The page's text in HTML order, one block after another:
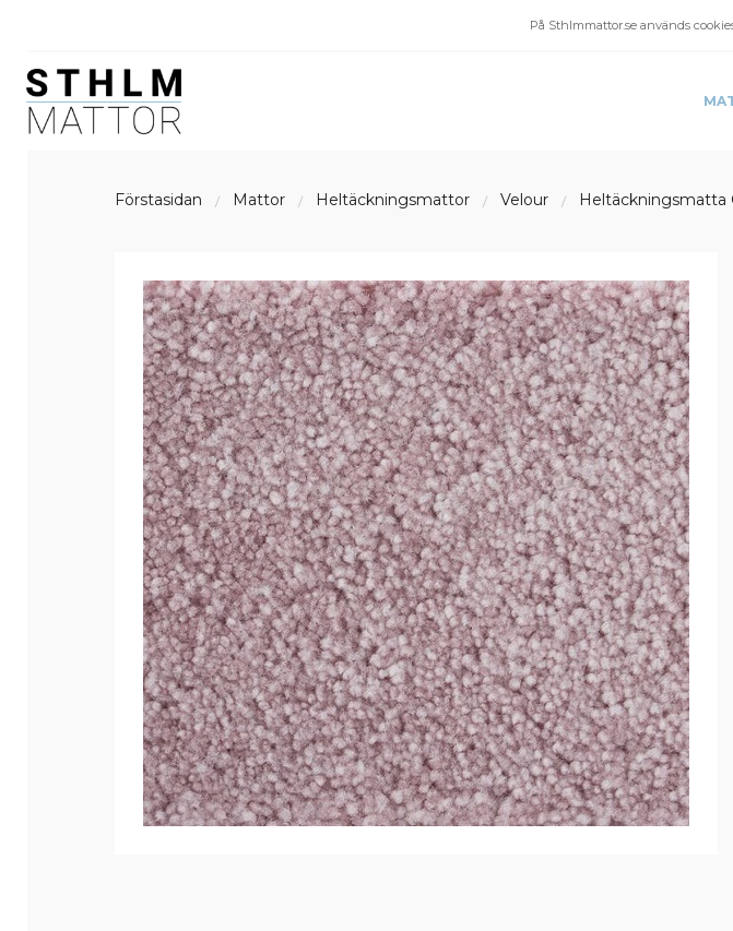
På Sthlmmattor.se används
Förstasidan Mattor Heltäckningsmattor Velour Heltäckningsmatta